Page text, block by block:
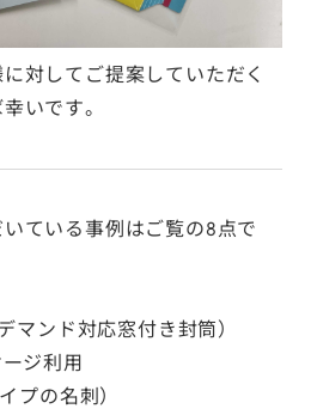
対してご提案していただく
いです。
ている事例はご覧の8点で
マンド対応窓付き封筒）
ジ利用
プの名刺）